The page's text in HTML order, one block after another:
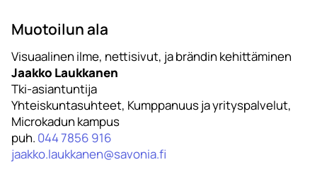
Muotoilun ala
Visuaalinen ilme, nettisivut, ja brändin kehittäminen
Jaakko Laukkanen
Tki-asiantuntija
Yhteiskuntasuhteet, Kumppanuus ja yrityspalvelut,
Microkadun kampus
puh. 044 7856 916
jaakko.laukkanen@savonia.fi